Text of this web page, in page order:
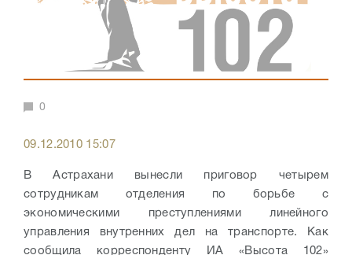
0
09.12.2010 15:07
В Астрахани вынесли приговор четырем
сотрудникам отделения по борьбе с
экономическими преступлениями линейного
управления внутренних дел на транспорте. Как
сообщила корреспонденту ИА «Высота 102»